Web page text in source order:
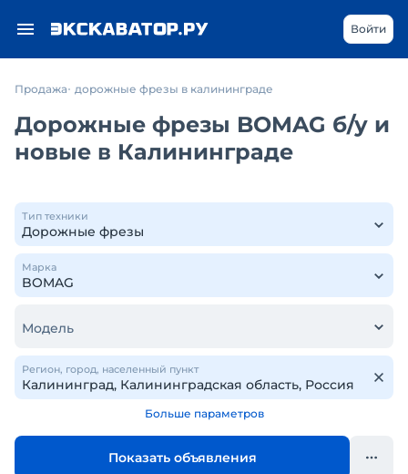
Войти
Продажа дорожные фрезы в калининграде
Дорожные фрезы BOMAG б/у и
новые в Калининграде
Тип техники
Марка
Модель
Регион, город, населенный пункт
Больше параметров
Показать объявления